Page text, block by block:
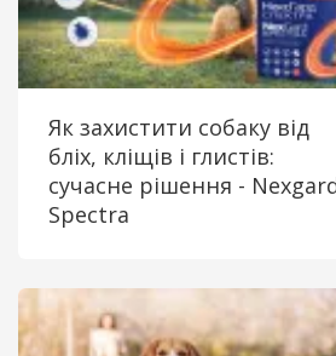
Як захистити собаку від
бліх, кліщів і глистів:
сучасне рішення -
Spectra